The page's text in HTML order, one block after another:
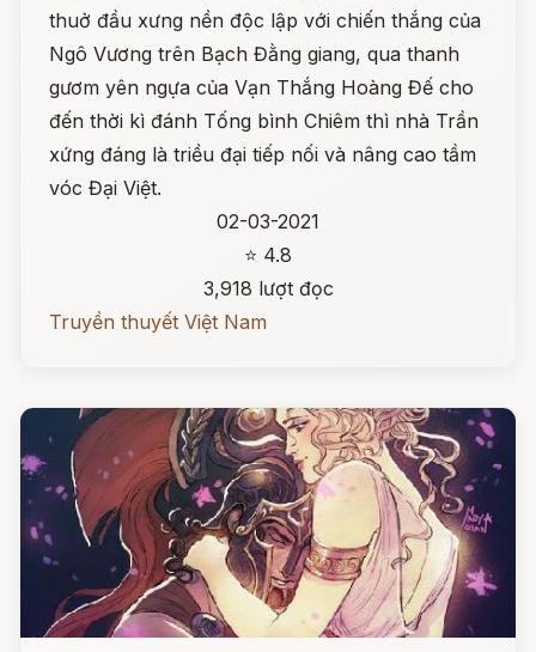
thuở đầu xưng nền độc lập với chiến thắng của
Ngô Vương trên Bạch Đằng giang, qua thanh
gươm yên ngựa của Vạn Thắng Hoàng Đế cho
đến thời kì đánh Tống bình Chiêm thì nhà Trần
xứng đáng là triều đại tiếp nối và nâng cao tầm
vóc Đại Việt.
02-03-2021
⭐ 4.8
3,918 lượt đọc
Truyền thuyết Việt Nam